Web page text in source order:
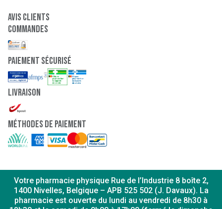
Avis clients
Commandes
paiement sécurisé
Livraison
Méthodes de paiement
Votre pharmacie physique Rue de l’Industrie 8 boîte 2,
1400 Nivelles, Belgique – APB 525 502 (J. Davaux). La
pharmacie est ouverte du lundi au vendredi de 8h30 à